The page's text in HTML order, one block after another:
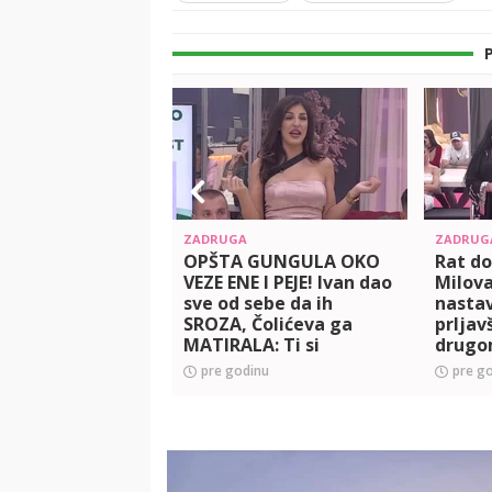
ZADRUGA
OPŠTA GUNGULA OKO
VEZE ENE I PEJE! Ivan dao
sve od sebe da ih
SROZA, Čolićeva ga
MATIRALA: Ti si
SRAMOTA za svoju decu
i bivše žene (VIDEO)
pre godinu
Rat
pa
pre